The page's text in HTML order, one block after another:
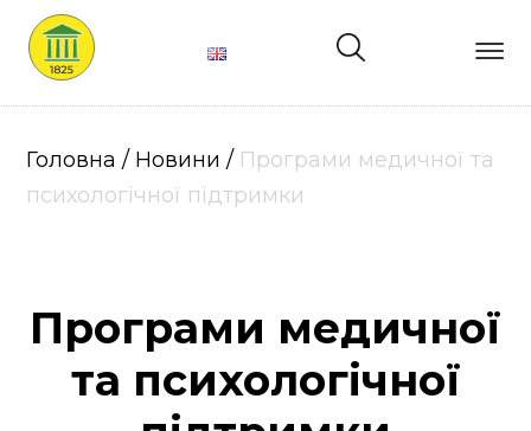
Головна
нас
Структура
Послуги
Головна / Новини / Програми медичної та
психологічної підтримки
Програми медичної
та психологічної